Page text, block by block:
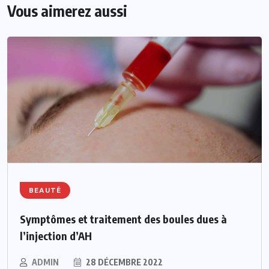
Vous aimerez aussi
BEAUTÉ
Symptômes et traitement des boules dues à
l’injection d’AH
ADMIN 28 DÉCEMBRE 2022